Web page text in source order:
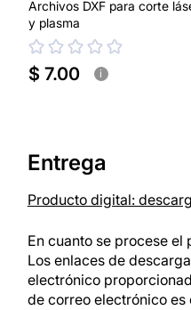
Archivos DXF para corte
y plasma
$ 7.00 i
Entrega
Producto digital:
En cuanto se procese
Los enlaces de
electrónico
de correo electrónico es